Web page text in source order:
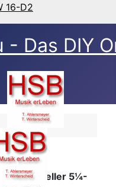
16-D2
Das DIY
Aktueller 5¼-